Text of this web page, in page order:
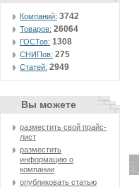
Компаний: 3742
Товаров: 26064
ГОСТов: 1308
СНИПов: 275
Статей: 2949
Вы можете
разместить свой прайс-
лист
разместить
информацию о
компании
опубликовать статью